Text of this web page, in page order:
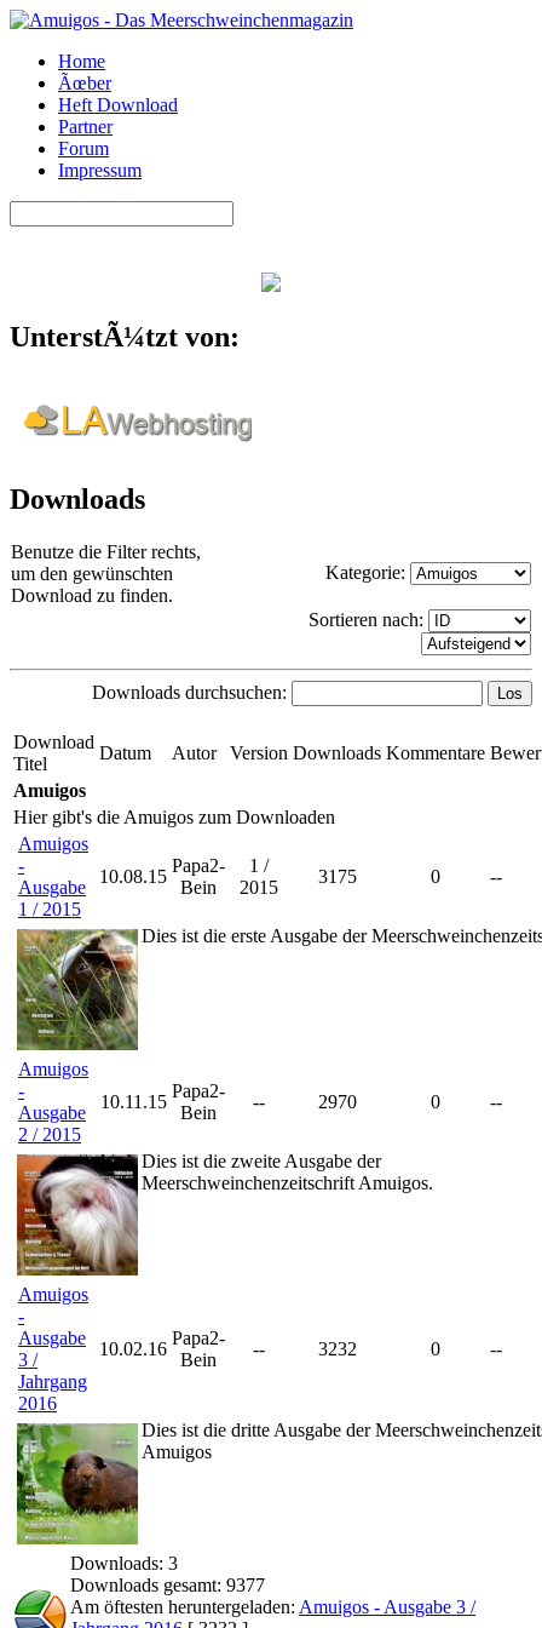
Home
Ãœber
Heft Download
Partner
Forum
Impressum
UnterstÃ¼tzt von:
Downloads
Benutze die Filter rechts,
um den gewünschten
Download zu finden.
Kategorie:
Sortieren nach:
Downloads durchsuchen:
Download
Titel
Datum Autor Version Downloads Kommentare
Amuigos
Hier gibt's die Amuigos zum Downloaden
Amuigos
-
Ausgabe
1 / 2015
10.08.15
Papa2-
Bein
1 /
2015
3175 0 --
Dies ist die erste Ausgabe der
Amuigos
-
Ausgabe
2 / 2015
10.11.15
Papa2-
Bein
-- 2970 0 --
Dies ist die zweite Ausgabe der
Meerschweinchenzeitschrift Amuigos.
Amuigos
-
Ausgabe
3 /
Jahrgang
2016
10.02.16
Papa2-
Bein
-- 3232 0 --
Dies ist die dritte Ausgabe der
Amuigos
Downloads: 3
Downloads gesamt: 9377
Am öftesten heruntergeladen: Amuigos - Ausgabe 3 /